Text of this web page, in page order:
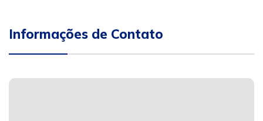
Informações de Contato